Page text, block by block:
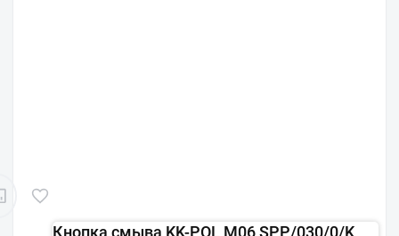
Кнопка смыва KK-POL M06 SPP/030/0/K